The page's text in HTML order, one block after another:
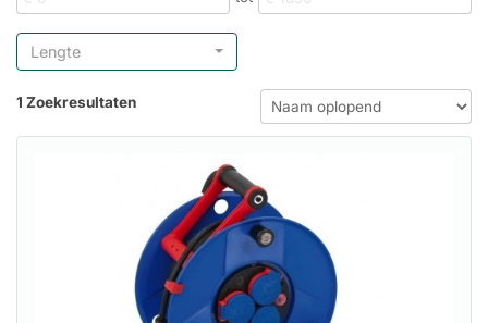
Lengte
1 Zoekresultaten